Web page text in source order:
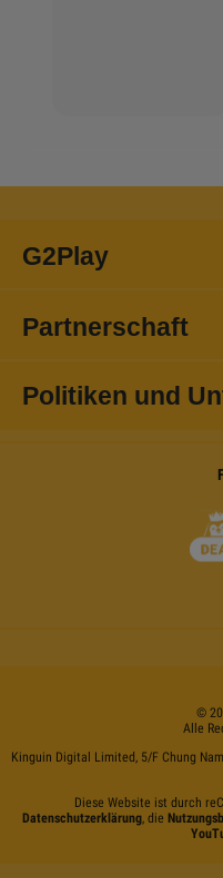
G2Play
Partnerschaft
Politiken und
©
Alle
Kinguin Digital Limited, 5/F Chung
Diese Website ist durch
Datenschutzerklärung, die